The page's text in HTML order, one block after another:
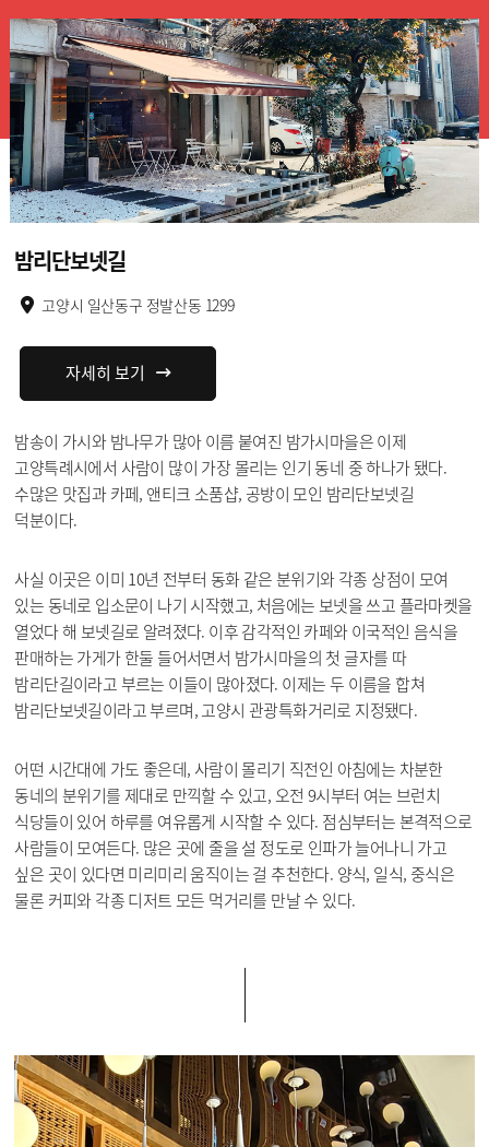
밤리단보넷길
고양시 일산동구 정발산동 1299
자세히 보기
밤송이 가시와 밤나무가 많아 이름 붙여진 밤가시마을은 이제
고양특례시에서 사람이 많이 가장 몰리는 인기 동네 중 하나가 됐다.
수많은 맛집과 카페, 앤티크 소품샵, 공방이 모인 밤리단보넷길
덕분이다.
사실 이곳은 이미 10년 전부터 동화 같은 분위기와 각종 상점이 모여
있는 동네로 입소문이 나기 시작했고, 처음에는 보넷을 쓰고 플라마켓을
열었다 해 보넷길로 알려졌다. 이후 감각적인 카페와 이국적인 음식을
판매하는 가게가 한둘 들어서면서 밤가시마을의 첫 글자를 따
밤리단길이라고 부르는 이들이 많아졌다. 이제는 두 이름을 합쳐
밤리단보넷길이라고 부르며, 고양시 관광특화거리로 지정됐다.
어떤 시간대에 가도 좋은데, 사람이 몰리기 직전인 아침에는 차분한
동네의 분위기를 제대로 만끽할 수 있고, 오전 9시부터 여는 브런치
식당들이 있어 하루를 여유롭게 시작할 수 있다. 점심부터는 본격적으로
사람들이 모여든다. 많은 곳에 줄을 설 정도로 인파가 늘어나니 가고
싶은 곳이 있다면 미리미리 움직이는 걸 추천한다. 양식, 일식, 중식은
물론 커피와 각종 디저트 모든 먹거리를 만날 수 있다.